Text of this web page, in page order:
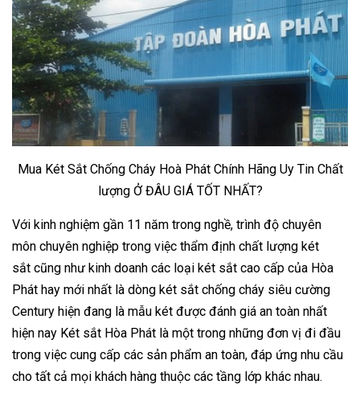
Mua Két Sắt Chống Cháy Hoà Phát Chính Hãng Uy Tin Chất
lượng Ở ĐÂU GIÁ TỐT NHẤT?
Với kinh nghiệm gần 11 năm trong nghề, trình độ chuyên
môn chuyên nghiệp trong việc thẩm định chất lượng két
sắt cũng như kinh doanh các loại két sắt cao cấp của Hòa
Phát hay mới nhất là dòng két sắt chống cháy siêu cường
Century hiện đang là mẫu két được đánh giá an toàn nhất
hiện nay Két sắt Hòa Phát là một trong những đơn vị đi đầu
trong việc cung cấp các sản phẩm an toàn, đáp ứng nhu cầu
cho tất cả mọi khách hàng thuộc các tầng lớp khác nhau.